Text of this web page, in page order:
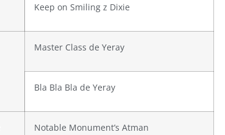
Keep on Smiling z Dixie
Master Class de Yeray
Bla Bla Bla de Yeray
Notable Monument’s Atman